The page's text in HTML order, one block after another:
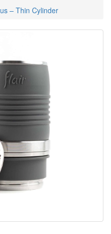
– Thin Cylinder